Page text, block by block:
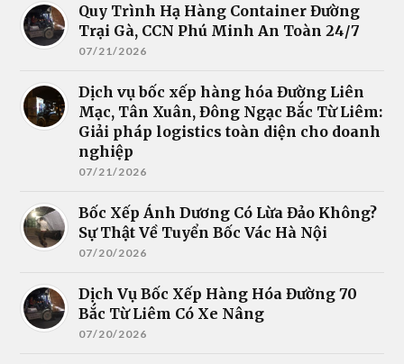
Quy Trình Hạ Hàng Container Đường
Trại Gà, CCN Phú Minh An Toàn 24/7
07/21/2026
Dịch vụ bốc xếp hàng hóa Đường Liên
Mạc, Tân Xuân, Đông Ngạc Bắc Từ Liêm:
Giải pháp logistics toàn diện cho doanh
nghiệp
07/21/2026
Bốc Xếp Ánh Dương Có Lừa Đảo Không?
Sự Thật Về Tuyển Bốc Vác Hà Nội
07/20/2026
Dịch Vụ Bốc Xếp Hàng Hóa Đường 70
Bắc Từ Liêm Có Xe Nâng
07/20/2026